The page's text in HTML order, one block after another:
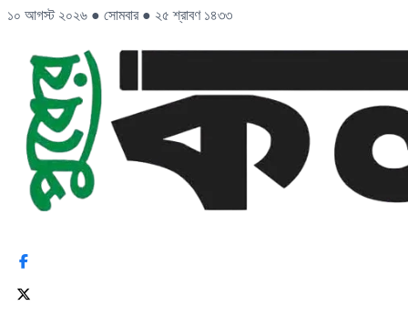
১০ আগস্ট ২০২৬ ● সোমবার ● ২৫ শ্রাবণ ১৪৩৩